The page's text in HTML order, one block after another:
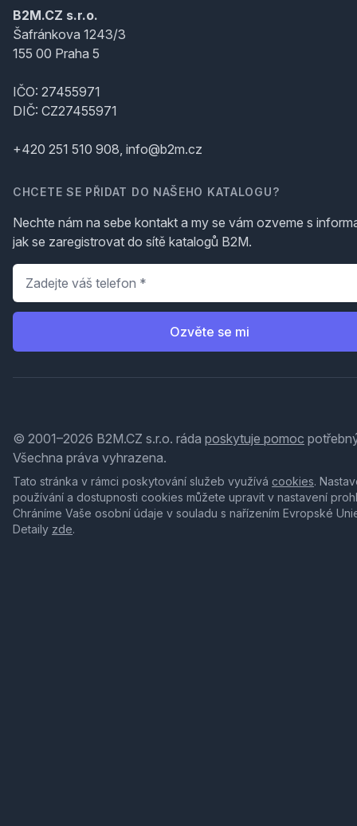
B2M.CZ s.r.o.
Šafránkova 1243/3
155 00 Praha 5
IČO: 27455971
DIČ: CZ27455971
+420 251 510 908, info@b2m.cz
CHCETE SE PŘIDAT DO NAŠEHO KATALOGU?
Nechte nám na sebe kontakt a my se vám ozveme s
jak se zaregistrovat do sítě katalogů B2M.
Telefon
Ozvěte se mi
© 2001–2026 B2M.CZ s.r.o. ráda poskytuje pomoc
Všechna práva vyhrazena.
Tato stránka v rámci poskytování služeb využívá cookies.
používání a dostupnosti cookies můžete upravit v nastavení
Chráníme Vaše osobní údaje v souladu s nařízením Evropské
Detaily zde.